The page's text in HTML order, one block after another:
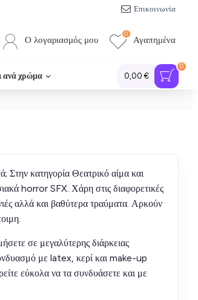
Επικοινωνία
Ο λογαριασμός μου Αγαπημένα
0
ανά χρώμα 0,00 €
0
Στην κατηγορία Θεατρικό αίμα και
horror SFX. Χάρη στις διαφορετικές
αλλά και βαθύτερα τραύματα. Αρκούν
σε μεγαλύτερης διάρκειας
με latex, κερί και make-up
εύκολα να τα συνδυάσετε και με